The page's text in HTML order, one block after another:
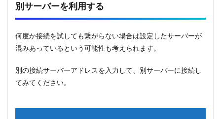
別サーバーを利用する
何度か接続を試しても繋がらない場合は設定したサーバーが
混みあっているという可能性も考えられます。
別の接続サーバーアドレスを入力して、別サーバーに接続し
てみてください。